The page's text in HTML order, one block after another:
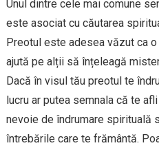
Unul dintre cele mai comune
este asociat cu căutarea
Preotul este adesea văzut ca
ajută pe alții să înțeleagă
Dacă în visul tău preotul te
lucru ar putea semnala că te
nevoie de îndrumare spirituală
întrebările care te frământă.